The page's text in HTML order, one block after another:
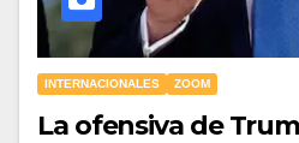
INTERNACIONALES ZOOM
La ofensiva de